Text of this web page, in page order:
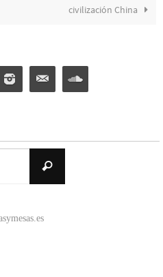
civilización China
Buscar